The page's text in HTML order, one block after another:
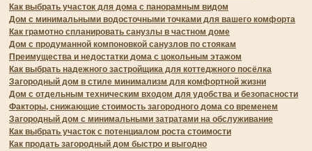
Как выбрать участок для дома с панорамным видом
Дом с минимальными водосточными точками для вашего комфорта
Как грамотно спланировать санузлы в частном доме
Дом с продуманной компоновкой санузлов по стоякам
Преимущества и недостатки дома с цокольным этажом
Как выбрать надежного застройщика для коттеджного посёлка
Загородный дом в стиле минимализм для комфортной жизни
Дом с отдельным техническим входом для удобства и безопасности
Факторы, снижающие стоимость загородного дома со временем
Загородный дом с минимальными затратами на обслуживание
Как выбрать участок с потенциалом роста стоимости
Как продать загородный дом быстро и выгодно